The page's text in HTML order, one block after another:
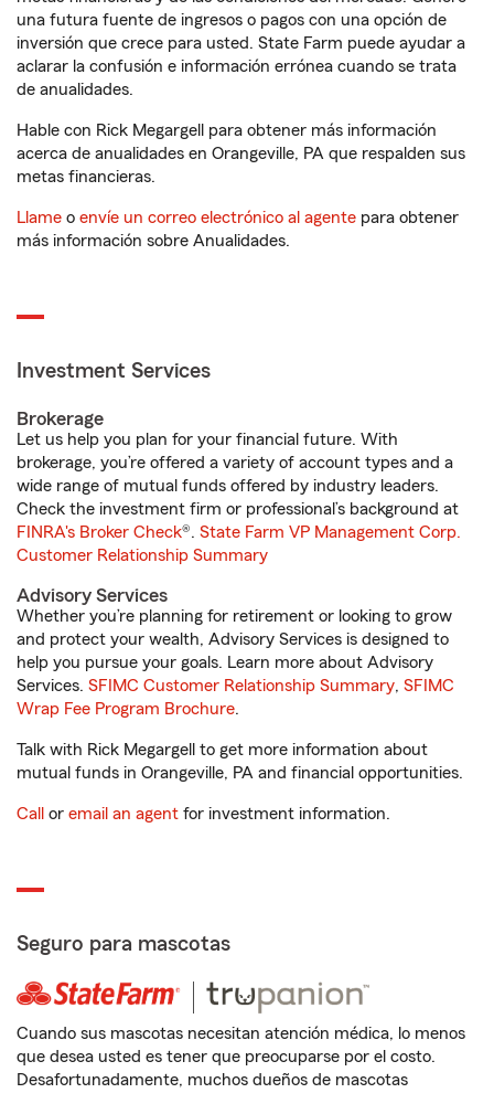
una futura fuente de ingresos o pagos con una opción de
inversión que crece para usted. State Farm puede ayudar a
aclarar la confusión e información errónea cuando se trata
de anualidades.
Hable con Rick Megargell para obtener más información
acerca de anualidades en Orangeville, PA que respalden sus
metas financieras.
Llame o envíe un correo electrónico al agente para obtener
más información sobre Anualidades.
Investment Services
Brokerage
Let us help you plan for your financial future. With
brokerage, you’re offered a variety of account types and a
wide range of mutual funds offered by industry leaders.
Check the investment firm or professional’s background at
FINRA's Broker Check®. State Farm VP Management Corp.
Customer Relationship Summary
Advisory Services
Whether you’re planning for retirement or looking to grow
and protect your wealth, Advisory Services is designed to
help you pursue your goals. Learn more about Advisory
Services. SFIMC Customer Relationship Summary, SFIMC
Wrap Fee Program Brochure.
Talk with Rick Megargell to get more information about
mutual funds in Orangeville, PA and financial opportunities.
Call or email an agent for investment information.
Seguro para mascotas
Cuando sus mascotas necesitan atención médica, lo menos
que desea usted es tener que preocuparse por el costo.
Desafortunadamente, muchos dueños de mascotas